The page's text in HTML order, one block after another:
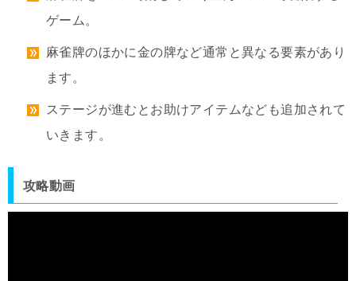
ゲーム。
麻雀牌のほかに金の牌など通常と異なる要素があり
ます。
ステージが進むとお助けアイテムなども追加されて
いきます。
攻略動画